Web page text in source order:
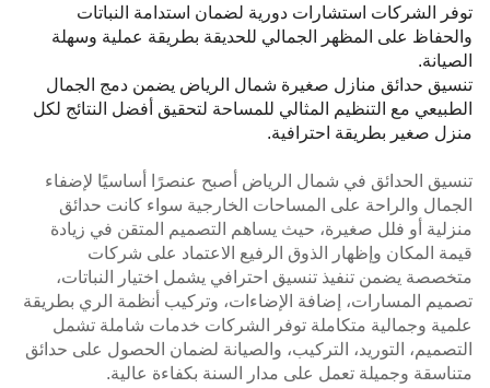
توفر الشركات استشارات دورية لضمان استدامة النباتات
والحفاظ على المظهر الجمالي للحديقة بطريقة عملية وسهلة
الصيانة.
تنسيق حدائق منازل صغيرة شمال الرياض يضمن دمج الجمال
الطبيعي مع التنظيم المثالي للمساحة لتحقيق أفضل النتائج لكل
منزل صغير بطريقة احترافية.
تنسيق الحدائق في شمال الرياض أصبح عنصرًا أساسيًا لإضفاء
الجمال والراحة على المساحات الخارجية سواء كانت حدائق
منزلية أو فلل صغيرة، حيث يساهم التصميم المتقن في زيادة
قيمة المكان وإظهار الذوق الرفيع الاعتماد على شركات
متخصصة يضمن تنفيذ تنسيق احترافي يشمل اختيار النباتات،
تصميم المسارات، إضافة الإضاءات، وتركيب أنظمة الري بطريقة
علمية وجمالية متكاملة توفر الشركات خدمات شاملة تشمل
التصميم، التوريد، التركيب، والصيانة لضمان الحصول على حدائق
متناسقة وجميلة تعمل على مدار السنة بكفاءة عالية.